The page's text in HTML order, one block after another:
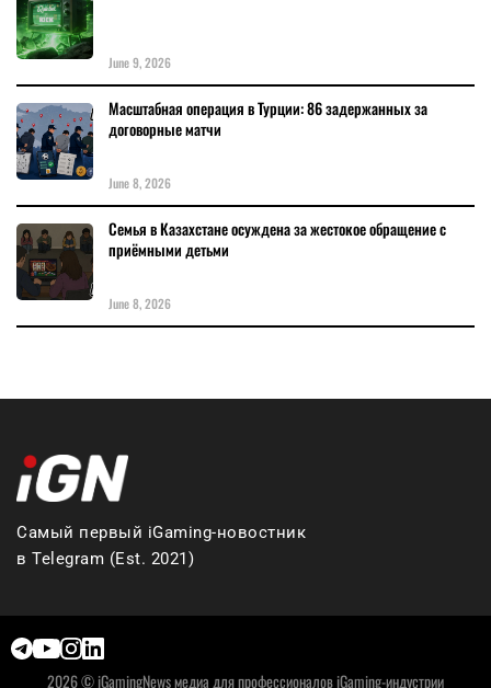
June 9, 2026
Масштабная операция в Турции: 86 задержанных за
договорные матчи
June 8, 2026
Семья в Казахстане осуждена за жестокое обращение с
приёмными детьми
June 8, 2026
Самый первый iGaming-новостник
в Telegram (Est. 2021)
2026 © iGamingNews медиа для профессионалов iGaming-индустрии